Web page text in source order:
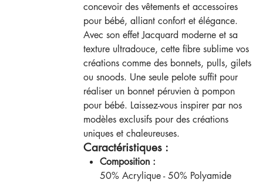
concevoir des vêtements et accessoires
pour bébé, alliant confort et élégance.
Avec son effet Jacquard moderne et sa
texture ultradouce, cette fibre sublime vos
créations comme des bonnets, pulls, gilets
ou snoods. Une seule pelote suffit pour
réaliser un bonnet péruvien à pompon
pour bébé. Laissez-vous inspirer par nos
modèles exclusifs pour des créations
uniques et chaleureuses.
Caractéristiques :
Composition :
50% Acrylique - 50% Polyamide